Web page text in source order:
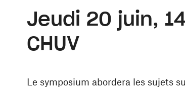
Jeudi 20 juin,
CHUV
Le symposium abordera les sujets